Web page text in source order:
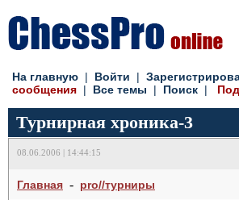
На главную | Войти |
сообщения | Все темы | Поиск |
Турнирная хроника-3
08.06.2006 | 14:44:15
Главная - pro//турниры